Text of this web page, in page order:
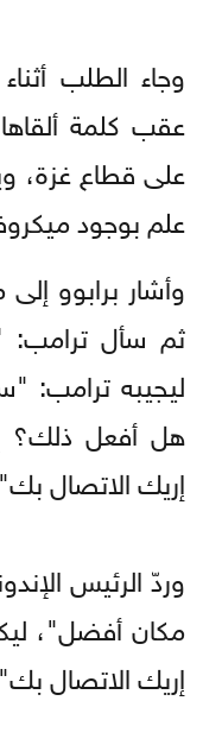
وجاء الطلب
عقب كلمة
على قطاع غزة،
علم بوجود
وأشار برابوو
ثم سأل ترامب:
ليجيبه ترامب:
هل أفعل
إريك الاتصال
وردّ الرئيس
مكان أفضل"،
إريك الاتصال